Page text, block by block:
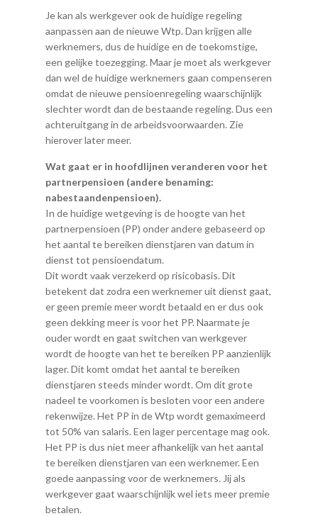
Je kan als werkgever ook de huidige regeling
aanpassen aan de nieuwe Wtp. Dan krijgen alle
werknemers, dus de huidige en de toekomstige,
een gelijke toezegging. Maar je moet als werkgever
dan wel de huidige werknemers gaan compenseren
omdat de nieuwe pensioenregeling waarschijnlijk
slechter wordt dan de bestaande regeling. Dus een
achteruitgang in de arbeidsvoorwaarden. Zie
hierover later meer.
Wat gaat er in hoofdlijnen veranderen voor het
partnerpensioen (andere benaming:
nabestaandenpensioen).
In de huidige wetgeving is de hoogte van het
partnerpensioen (PP) onder andere gebaseerd op
het aantal te bereiken dienstjaren van datum in
dienst tot pensioendatum.
Dit wordt vaak verzekerd op risicobasis. Dit
betekent dat zodra een werknemer uit dienst gaat,
er geen premie meer wordt betaald en er dus ook
geen dekking meer is voor het PP. Naarmate je
ouder wordt en gaat switchen van werkgever
wordt de hoogte van het te bereiken PP aanzienlijk
lager. Dit komt omdat het aantal te bereiken
dienstjaren steeds minder wordt. Om dit grote
nadeel te voorkomen is besloten voor een andere
rekenwijze. Het PP in de Wtp wordt gemaximeerd
tot 50% van salaris. Een lager percentage mag ook.
Het PP is dus niet meer afhankelijk van het aantal
te bereiken dienstjaren van een werknemer. Een
goede aanpassing voor de werknemers. Jij als
werkgever gaat waarschijnlijk wel iets meer premie
betalen.